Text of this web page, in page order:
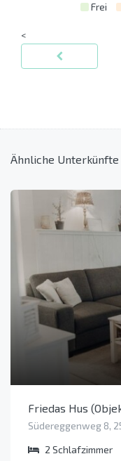
Frei
<
Ähnliche Unterkünfte
Friedas Hus
Südereggenweg 8,
2 Schlafzimmer